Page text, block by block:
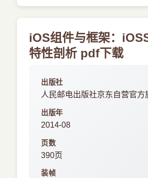
iOS组件与框架：
特性剖析 pdf下载
出版社
人民邮电出版社京东自营官方
出版年
2014-08
页数
390页
装帧